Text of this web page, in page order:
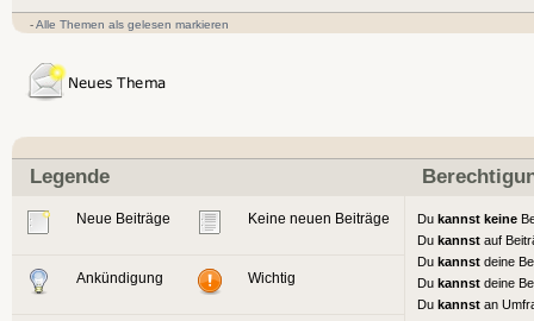
-Alle Themen als gelesen markieren
Legende
Neue Beiträge Keine neuen Beiträge Du kannst keine
Du kannst auf
Du kannst deine
Du kannst deine
Du kannst an
Ankündigung Wichtig